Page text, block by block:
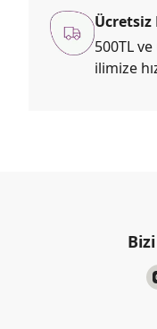
Ücretsiz
500TL
ilimize